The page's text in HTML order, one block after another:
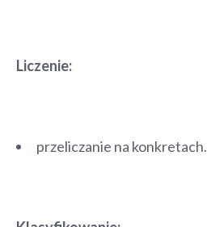
Liczenie:
przeliczanie na konkretach.